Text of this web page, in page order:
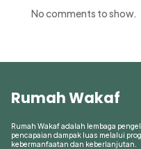
No comments to show.
Rumah Wakaf
Rumah Wakaf adalah lembaga
pencapaian dampak luas melalui
kebermanfaatan dan keberlanjutan.